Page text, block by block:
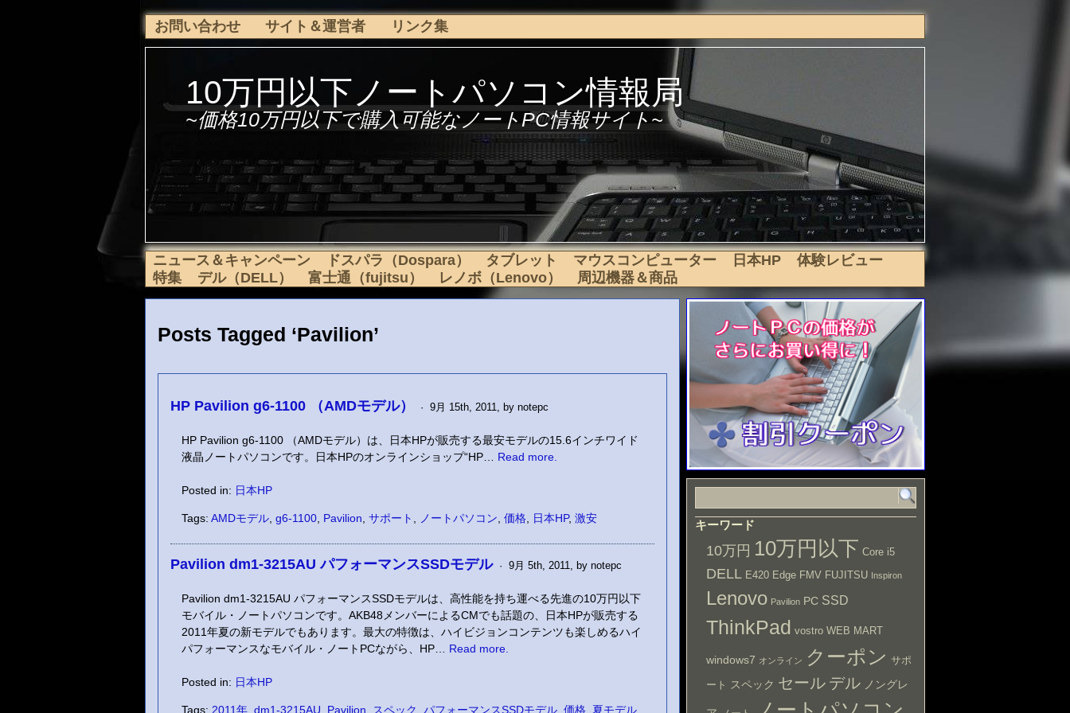
お問い合わせ サイト＆運営者 リンク集
10万円以下ノートパソコン情報局
~価格10万円以下で購入可能なノートPC情報サイト~
ニュース＆キャンペーン ドスパラ（Dospara） タブレット マウスコンピューター 日本HP
体験レビュー
特集
デル（DELL） 富士通（fujitsu） レノボ（Lenovo） 周辺機器＆商品
Posts Tagged ‘Pavilion’
HP Pavilion g6-1100 （AMDモデル） · 9月 15th, 2011, by notepc
HP Pavilion g6-1100 （AMDモデル）は、日本HPが販売する最安モデルの15.6インチワイド
液晶ノートパソコンです。日本HPのオンラインショップ“HP… Read more.
Posted in: 日本HP
Tags: AMDモデル, g6-1100, Pavilion, サポート , ノートパソコン, 価格, 日本HP, 激安
Pavilion dm1-3215AU パフォーマンスSSDモデル · 9月 5th, 2011, by notepc
Pavilion dm1-3215AU パフォーマンスSSDモデルは、高性能を持ち運べる先進の10万円以下
モバイル・ノートパソコンです。AKB48メンバーによるCMでも話題の、日本HPが販売する
2011年夏の新モデルでもあります。最大の特徴は、ハイビジョンコンテンツも楽しめるハイ
パフォーマンスなモバイル・ノートPCながら、HP… Read more.
Posted in: 日本HP
Tags: 2011年 dm1-3215AU Pavilion スペック パフォーマンスSSDモデル 価格 夏モデル
キーワード
10万円 10万円以下 Core i5
DELL E420 Edge FMV FUJITSU Inspiron
Lenovo Pavilion PC SSD
ThinkPad vostro WEB MART
windows7 オンライン クーポン サポ
ート スペック セール デル ノングレ